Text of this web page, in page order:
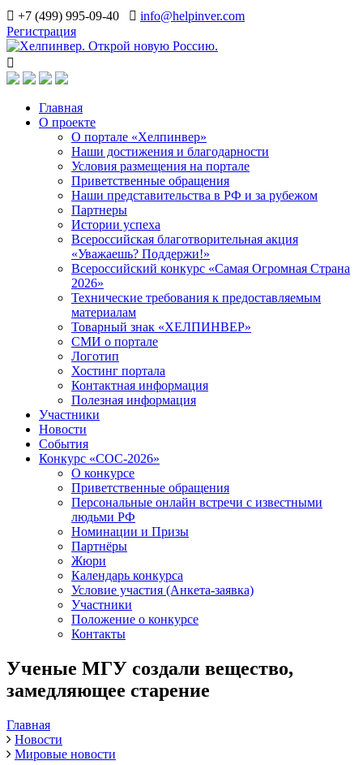
+7 (499) 995-09-40
info@helpinver.com
Регистрация
Главная
О проекте
О портале «Хелпинвер»
Наши достижения и благодарности
Условия размещения на портале
Приветственные обращения
Наши представительства в РФ и за рубежом
Партнеры
Истории успеха
Всероссийская благотворительная акция
«Уважаешь? Поддержи!»
Всероссийский конкурс «Самая Огромная Страна
2026»
Технические требования к предоставляемым
материалам
Товарный знак «ХЕЛПИНВЕР»
СМИ о портале
Логотип
Хостинг портала
Контактная информация
Полезная информация
Участники
Новости
События
Конкурс «СОС-2026»
О конкурсе
Приветственные обращения
Персональные онлайн встречи с известными
людьми РФ
Номинации и Призы
Партнёры
Жюри
Календарь конкурса
Условие участия (Анкета-заявка)
Участники
Положение о конкурсе
Контакты
Ученые МГУ создали вещество,
замедляющее старение
Главная
Новости
Мировые новости